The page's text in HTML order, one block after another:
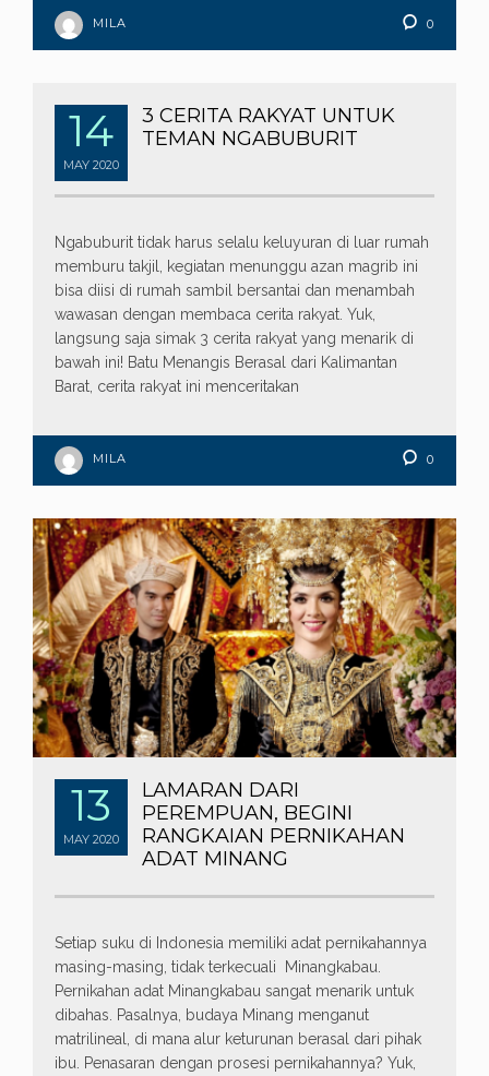
MILA 0
14
MAY 2020
3 CERITA RAKYAT UNTUK
TEMAN NGABUBURIT
Ngabuburit tidak harus selalu keluyuran di luar rumah
memburu takjil, kegiatan menunggu azan magrib ini
bisa diisi di rumah sambil bersantai dan menambah
wawasan dengan membaca cerita rakyat. Yuk,
langsung saja simak 3 cerita rakyat yang menarik di
bawah ini! Batu Menangis Berasal dari Kalimantan
Barat, cerita rakyat ini menceritakan
MILA 0
13
MAY 2020
LAMARAN DARI
PEREMPUAN, BEGINI
RANGKAIAN PERNIKAHAN
ADAT MINANG
Setiap suku di Indonesia memiliki adat pernikahannya
masing-masing, tidak terkecuali Minangkabau.
Pernikahan adat Minangkabau sangat menarik untuk
dibahas. Pasalnya, budaya Minang menganut
matrilineal, di mana alur keturunan berasal dari pihak
ibu. Penasaran dengan prosesi pernikahannya? Yuk,